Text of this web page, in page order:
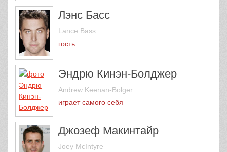
Лэнс Басс
Lance Bass
гость
Эндрю Кинэн-Болджер
Andrew Keenan-Bolger
играет самого себя
Джозеф Макинтайр
Joey McIntyre